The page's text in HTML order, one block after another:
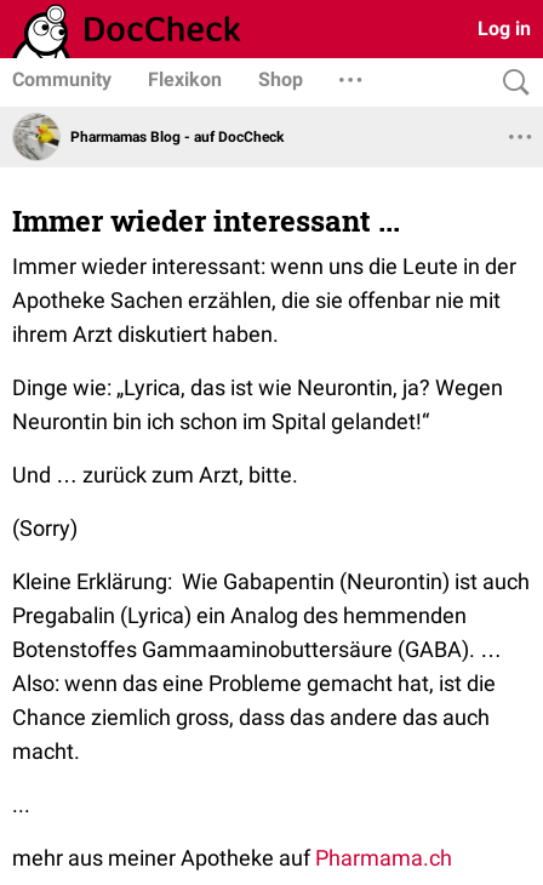
Log in
Community Flexikon Shop
Pharmamas Blog - auf DocCheck
Immer wieder interessant ...
Immer wieder interessant: wenn uns die Leute in der
Apotheke Sachen erzählen, die sie offenbar nie mit
ihrem Arzt diskutiert haben.
Dinge wie: „Lyrica, das ist wie Neurontin, ja? Wegen
Neurontin bin ich schon im Spital gelandet!“
Und … zurück zum Arzt, bitte.
(Sorry)
Kleine Erklärung: Wie Gabapentin (Neurontin) ist auch
Pregabalin (Lyrica) ein Analog des hemmenden
Botenstoffes Gammaaminobuttersäure (GABA). …
Also: wenn das eine Probleme gemacht hat, ist die
Chance ziemlich gross, dass das andere das auch
macht.
...
mehr aus meiner Apotheke aufPharmama.ch